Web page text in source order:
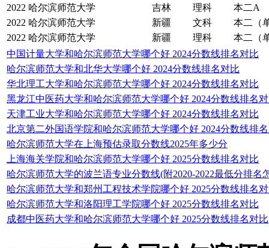
2022 哈尔滨师范大学 吉林 理科
本二A
2022 哈尔滨师范大学 新疆 文科
本二（
2022 哈尔滨师范大学 新疆 理科
本二（
中国计量大学和哈尔滨师范大学哪个好 2024分数线排名对比
哈尔滨师范大学和北华大学哪个好 2024分数线排名对比
华北理工大学和哈尔滨师范大学哪个好 2024分数线排名对比
黑龙江中医药大学和哈尔滨师范大学哪个好 2024分数线排名
天津工业大学和哈尔滨师范大学哪个好 2024分数线排名对比
北京第二外国语学院和哈尔滨师范大学哪个好 2024分数线排
哈尔滨师范大学在上海预估录取分数线2025年多少分
上海海关学院和哈尔滨师范大学哪个好 2025分数线排名对比
哈尔滨师范大学的波兰语专业分数线(附2020-2022最低分排名
哈尔滨师范大学和郑州工程技术学院哪个好 2025分数线排名
哈尔滨师范大学和洛阳理工学院哪个好 2025分数线排名对比
成都中医药大学和哈尔滨师范大学哪个好 2025分数线排名对比